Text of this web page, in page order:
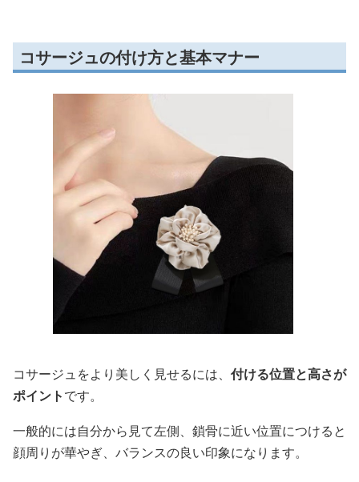
コサージュの付け方と基本マナー
コサージュをより美しく見せるには、 付ける位置と高さが
ポイントです。
一般的には自分から見て左側、鎖骨に近い位置につけると
顔周りが華やぎ、バランスの良い印象になります。